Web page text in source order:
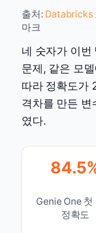
출처: Databricks
마크
네 숫자가 이번
문제, 같은 모
따라 정확도가
격차를 만든 변
였다.
Genie One 첫
정확도